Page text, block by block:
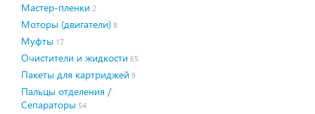
Мастер-пленки 2
Моторы (двигатели) 8
Муфты 17
Очистители и жидкости 65
Пакеты для картриджей 9
Пальцы отделения /
Сепараторы 54